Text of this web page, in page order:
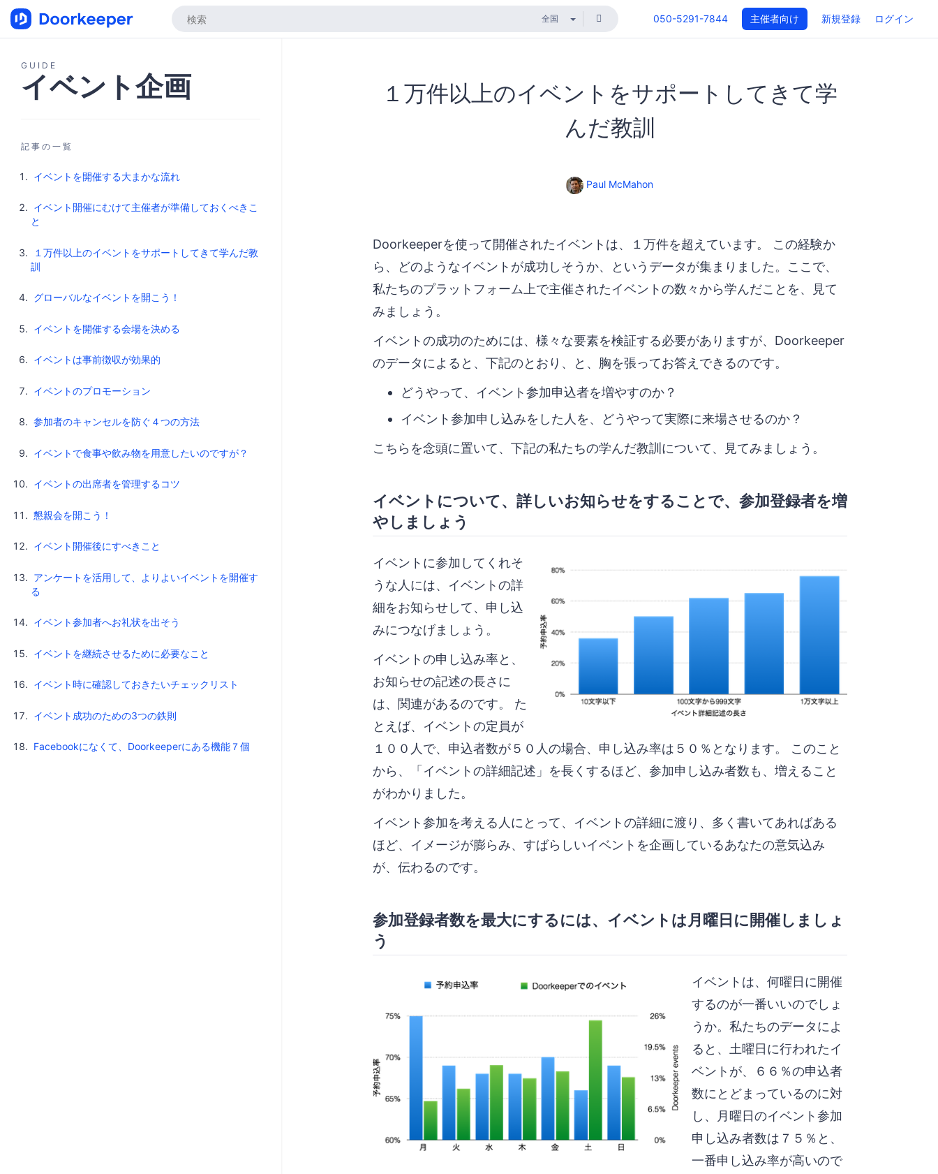
050-5291-7844 主催者向け 新規登録 ログイン
GUIDE
イベント企画
記事の一覧
イベントを開催する大まかな流れ
イベント開催にむけて主催者が準備しておくべきこ
と
１万件以上のイベントをサポートしてきて学んだ教
訓
グローバルなイベントを開こう！
イベントを開催する会場を決める
イベントは事前徴収が効果的
イベントのプロモーション
参加者のキャンセルを防ぐ４つの方法
イベントで食事や飲み物を用意したいのですが？
イベントの出席者を管理するコツ
懇親会を開こう！
イベント開催後にすべきこと
アンケートを活用して、よりよいイベントを開催す
る
イベント参加者へお礼状を出そう
イベントを継続させるために必要なこと
イベント時に確認しておきたいチェックリスト
イベント成功のための3つの鉄則
Facebookになくて、Doorkeeperにある機能７個
１万件以上のイベントをサポートしてきて学
んだ教訓
Paul McMahon
Doorkeeperを使って開催されたイベントは、１万件を超えています。 この経験か
ら、どのようなイベントが成功しそうか、というデータが集まりました。ここで、
私たちのプラットフォーム上で主催されたイベントの数々から学んだことを、見て
みましょう。
イベントの成功のためには、様々な要素を検証する必要がありますが、Doorkeeper
のデータによると、下記のとおり、と、胸を張ってお答えできるのです。
どうやって、イベント参加申込者を増やすのか？
イベント参加申し込みをした人を、どうやって実際に来場させるのか？
こちらを念頭に置いて、下記の私たちの学んだ教訓について、見てみましょう。
イベントについて、詳しいお知らせをすることで、参加登録者を増
やしましょう
イベントに参加してくれそ
うな人には、イベントの詳
細をお知らせして、申し込
みにつなげましょう。
イベントの申し込み率と、
お知らせの記述の長さに
は、関連があるのです。 た
とえば、イベントの定員が
１００人で、申込者数が５０人の場合、申し込み率は５０％となります。 このこと
から、「イベントの詳細記述」を長くするほど、参加申し込み者数も、増えること
がわかりました。
イベント参加を考える人にとって、イベントの詳細に渡り、多く書いてあればある
ほど、イメージが膨らみ、すばらしいイベントを企画しているあなたの意気込み
が、伝わるのです。
参加登録者数を最大にするには、イベントは月曜日に開催しましょ
う
イベントは、何曜日に開催
するのが一番いいのでしょ
うか。私たちのデータによ
ると、土曜日に行われたイ
ベントが、６６％の申込者
数にとどまっているのに対
し、月曜日のイベント参加
申し込み者数は７５％と、
一番申し込み率が高いので